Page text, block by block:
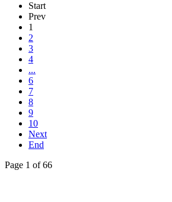
Start
Prev
1
2
3
4
...
6
7
8
9
10
Next
End
Page 1 of 66